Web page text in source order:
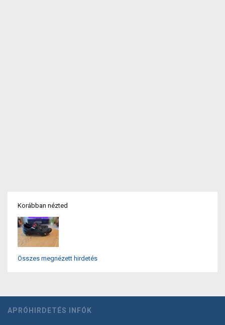
Korábban nézted
Összes megnézett hirdetés
APRÓHIRDETÉS INFÓK